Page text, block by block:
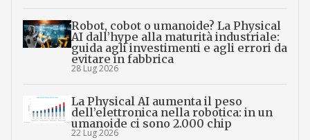
Robot, cobot o umanoide? La Physical
AI dall’hype alla maturità industriale:
guida agli investimenti e agli errori da
evitare in fabbrica
28 Lug 2026
La Physical AI aumenta il peso
dell’elettronica nella robotica: in un
umanoide ci sono 2.000 chip
22 Lug 2026